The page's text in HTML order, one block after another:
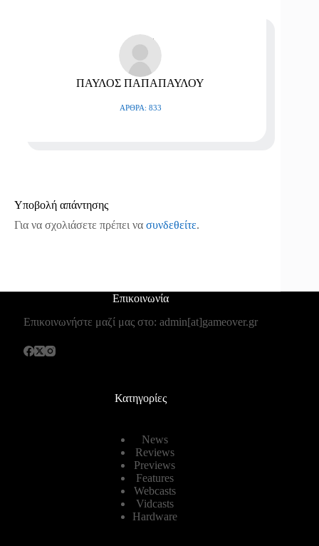
ΠΑΥΛΟΣ ΠΑΠΑΠΑΥΛΟΥ
ΆΡΘΡΑ: 833
Υποβολή απάντησης
Για να σχολιάσετε πρέπει να συνδεθείτε.
Επικοινωνία
Επικοινωνήστε μαζί μας στο: admin[at]gameover.gr
Κατηγορίες
News
Reviews
Previews
Features
Webcasts
Vidcasts
Hardware